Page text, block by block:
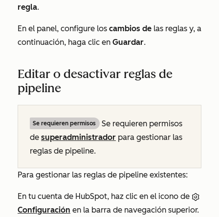
regla.
En el panel, configure los cambios de las reglas y, a
continuación, haga clic en Guardar.
Editar o desactivar reglas de
pipeline
Se requieren permisos
Se requieren permisos
de superadministrador para gestionar las
reglas de pipeline.
Para gestionar las reglas de pipeline existentes:
En tu cuenta de HubSpot, haz clic en el icono de
Configuración en la barra de navegación superior.